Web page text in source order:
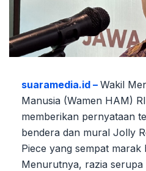
suaramedia.id – Wakil
Manusia (Wamen HAM)
memberikan pernyataan
bendera dan mural Jolly
Piece yang sempat
Menurutnya, razia serupa